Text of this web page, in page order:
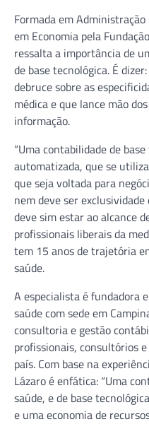
Formada em Administração
em Economia pela
ressalta a importância de
de base tecnológica. É
debruce sobre as
médica e que lance mão
informação.
“Uma contabilidade de
automatizada, que se
que seja voltada para
nem deve ser
deve sim estar ao alcance
profissionais liberais da
tem 15 anos de trajetória
saúde.
A especialista é fundadora
saúde com sede em
consultoria e gestão
profissionais, consultórios
país. Com base na
Lázaro é enfática: “Uma
saúde, e de base
e uma economia de